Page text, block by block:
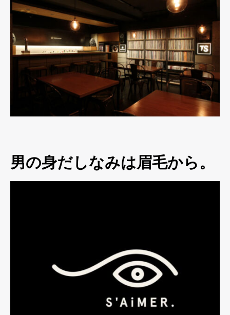
男の身だしなみは眉毛から。